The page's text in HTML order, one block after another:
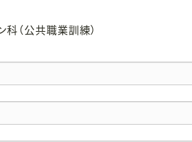
科（公共職業訓練）